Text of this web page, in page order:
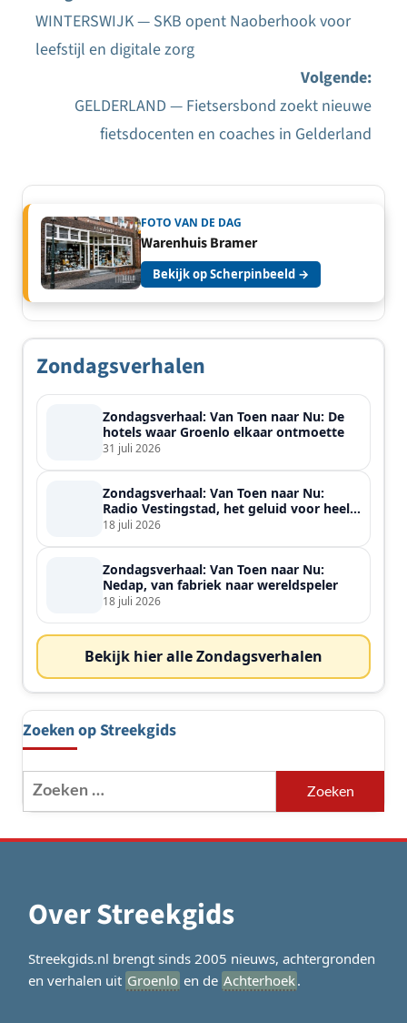
Bericht
WINTERSWIJK — SKB opent Naoberhook voor
leefstijl en digitale zorg
Volgende:
GELDERLAND — Fietsersbond zoekt nieuwe
fietsdocenten en coaches in Gelderland
FOTO VAN DE DAG
Warenhuis Bramer
Bekijk op Scherpinbeeld →
Zondagsverhalen
Zondagsverhaal: Van Toen naar Nu: De
hotels waar Groenlo elkaar ontmoette
31 juli 2026
Zondagsverhaal: Van Toen naar Nu:
Radio Vestingstad, het geluid voor heel
de streek
18 juli 2026
Zondagsverhaal: Van Toen naar Nu:
Nedap, van fabriek naar wereldspeler
18 juli 2026
Bekijk hier alle Zondagsverhalen
Zoeken op Streekgids
Zoeken
naar:
Over Streekgids
Streekgids.nl brengt sinds 2005 nieuws, achtergronden
en verhalen uit Groenlo en de Achterhoek.